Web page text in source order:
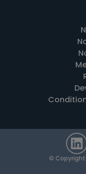
©